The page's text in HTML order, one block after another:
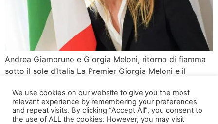
Andrea Giambruno e Giorgia Meloni, ritorno di fiamma
sotto il sole d’Italia La Premier Giorgia Meloni e il
l’armonia, trascorrendo le vacanze insieme in Salento,
accompagnati dalla loro amata figlia Ginevra!
Nonostante i miei maestri di giornalismo, Vittorio Feltri e
We use cookies on our website to give you the most
relevant experience by remembering your preferences
and repeat visits. By clicking “Accept All”, you consent to
the use of ALL the cookies. However, you may visit